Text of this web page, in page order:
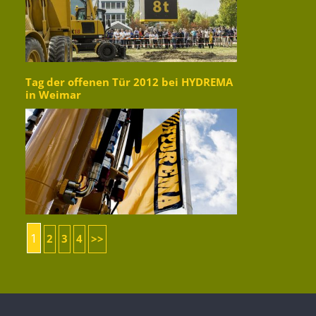
Tag der offenen Tür 2012 bei HYDREMA
in Weimar
1 2 3 4 >>